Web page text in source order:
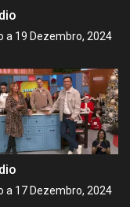
a 19 Dezembro, 2024
a 17 Dezembro, 2024